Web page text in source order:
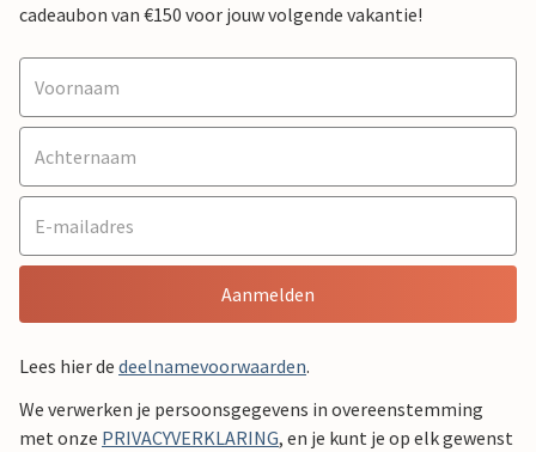
cadeaubon van €150 voor jouw volgende vakantie!
Aanmelden
Lees hier de deelnamevoorwaarden.
We verwerken je persoonsgegevens in overeenstemming
met onze PRIVACYVERKLARING, en je kunt je op elk gewenst